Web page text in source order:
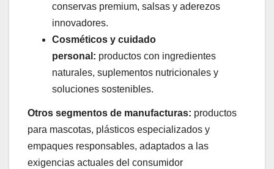
conservas premium, salsas y aderezos
innovadores.
Cosméticos y cuidado
personal: productos con ingredientes
naturales, suplementos nutricionales y
soluciones sostenibles.
Otros segmentos de manufacturas: productos
para mascotas, plásticos especializados y
empaques responsables, adaptados a las
exigencias actuales del consumidor